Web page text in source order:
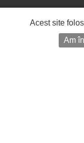
Acest site
Am